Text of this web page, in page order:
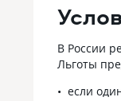
В России
Льготы
если